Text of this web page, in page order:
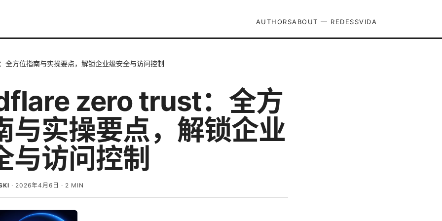
AUTHORSABOUT — REDESSVIDA
方位指南与实操要点，解锁企业级安全与访问控制
zero trust：全方
与实操要点，解锁企业
与访问控制
· 2026年4月6日 · 2 MIN